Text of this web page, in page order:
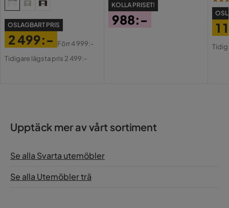
OSLAGBART PRIS
Pris
2 499:-
Original
Förr4 999:-
Tidigare lägsta pris 2 499:-
KOLLA PRISET!
988:-
1
Upptäck mer av vårt sortiment
Se alla Svarta utemöbler
Se alla Utemöbler trä